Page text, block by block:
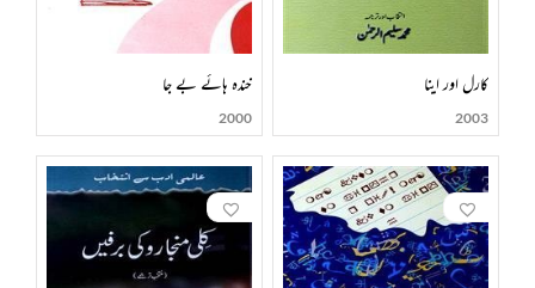
کارل اور اینا
2003
خندہ ہائے بے جا
2000